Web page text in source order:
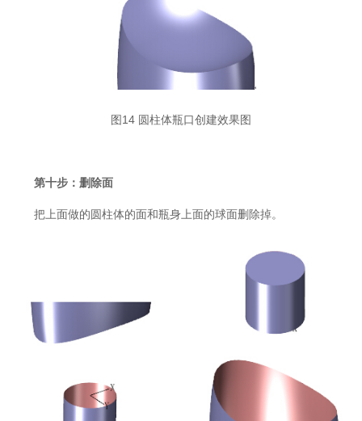
图14 圆柱体瓶口创建效果图
第十步：删除面
把上面做的圆柱体的面和瓶身上面的球面删除掉。